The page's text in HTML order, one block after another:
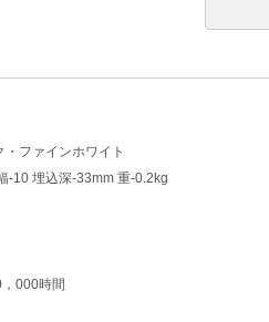
ファインホワイト
-10 埋込深-33mm 重-0.2kg
000時間